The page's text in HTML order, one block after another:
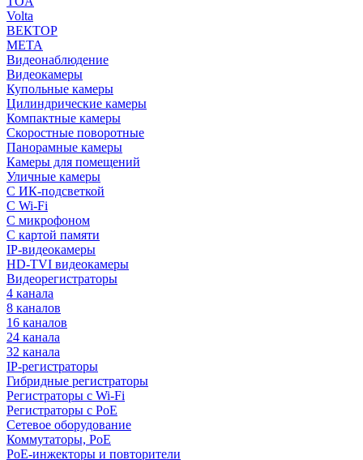
Volta
ВЕКТОР
МЕТА
Видеонаблюдение
Видеокамеры
Купольные камеры
Цилиндрические камеры
Компактные камеры
Скоростные поворотные
Панорамные камеры
Камеры для помещений
Уличные камеры
С ИК-подсветкой
С Wi-Fi
С микрофоном
С картой памяти
IP-видеокамеры
HD-TVI видеокамеры
Видеорегистраторы
4 канала
8 каналов
16 каналов
24 канала
32 канала
IP-регистраторы
Гибридные регистраторы
Регистраторы с Wi-Fi
Регистраторы с PoE
Сетевое оборудование
Коммутаторы, PoE
PoE-инжекторы и повторители